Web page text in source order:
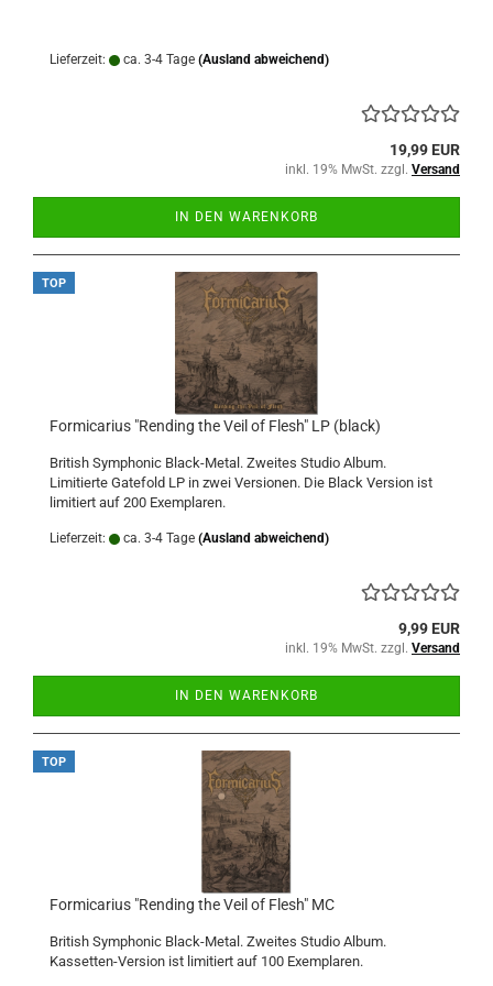
Lieferzeit: ca. 3-4 Tage (Ausland abweichend)
19,99 EUR
inkl. 19% MwSt. zzgl. Versand
IN DEN WARENKORB
TOP
Formicarius "Rending the Veil of Flesh" LP (black)
British Symphonic Black-Metal. Zweites Studio Album.
Limitierte Gatefold LP in zwei Versionen. Die Black Version ist
limitiert auf 200 Exemplaren.
Lieferzeit: ca. 3-4 Tage (Ausland abweichend)
9,99 EUR
inkl. 19% MwSt. zzgl. Versand
IN DEN WARENKORB
TOP
Formicarius "Rending the Veil of Flesh" MC
British Symphonic Black-Metal. Zweites Studio Album.
Kassetten-Version ist limitiert auf 100 Exemplaren.